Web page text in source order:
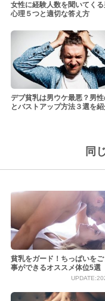
女性に経験人数を聞いてく
心理５つと適切な答え方
デブ貧乳は男ウケ最悪？男
とバストアップ方法３選を
同
貧乳をガード！ちっぱいを
事ができるオススメ体位5選